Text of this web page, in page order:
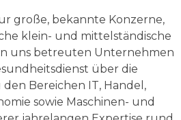
große, bekannte Konzerne,
klein- und mittelständische
uns betreuten Unternehmen
über die
Bereichen IT, Handel,
sowie Maschinen- und